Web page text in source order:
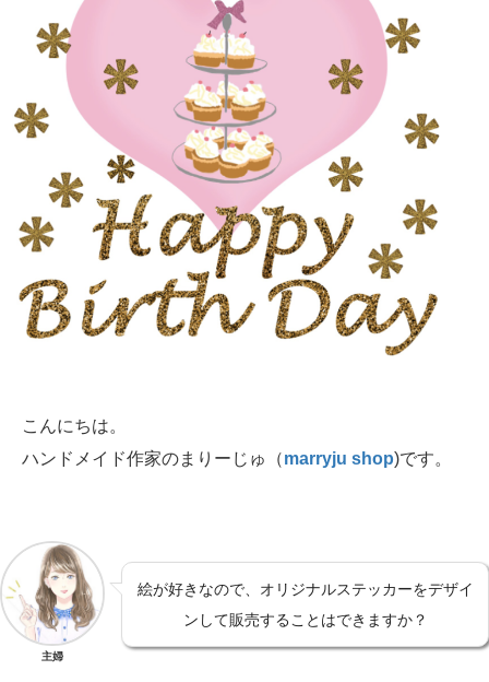
こんにちは。
ハンドメイド作家のまりーじゅ（marryju shop)です。
主婦
絵が好きなので、オリジナルステッカーをデザイ
ンして販売することはできますか？